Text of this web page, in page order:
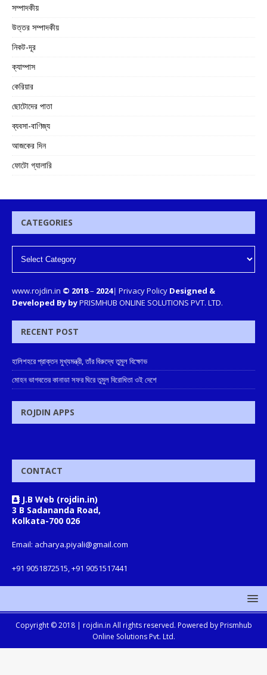
সম্পাদকীয়
উত্তর সম্পাদকীয়
নিকট-দূর
ক্যাম্পাস
কেরিয়ার
ছোটোদের পাতা
ব্যবসা-বাণিজ্য
আজকের দিন
ফোটো গ্যালারি
CATEGORIES
www.rojdin.in © 2018– 2024| Privacy Policy Designed &
Developed By byPRISMHUB ONLINE SOLUTIONS PVT. LTD.
RECENT POST
হালিশহরে প্রাক্তন মুখ্যমন্ত্রী, তাঁর বিরুদ্ধে তুমুল বিক্ষোভ
মোহন ভাগবতের কানাডা সফর ঘিরে তুমুল বিরোধিতা ওই দেশে
ROJDIN APPS
CONTACT
J.B Web (rojdin.in)
3 B Sadananda Road,
Kolkata-700 026
Email: acharya.piyali@gmail.com
+91 9051872515, +91 9051517441
Copyright © 2018 | rojdin.in All rights reserved. Powered by Prismhub
Online Solutions Pvt. Ltd.